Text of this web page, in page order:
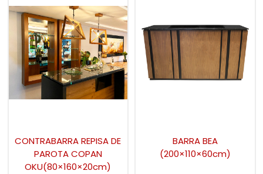
CONTRABARRA REPISA DE
PAROTA COPAN
OKU(80×160×20cm)
BARRA BEA
(200×110×60cm)